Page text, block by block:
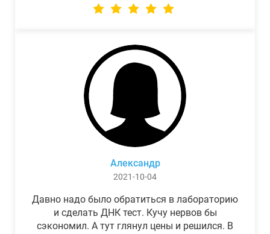
Александр
2021-10-04
Давно надо было обратиться в лабораторию
и сделать ДНК тест. Кучу нервов бы
сэкономил. А тут глянул цены и решился. В